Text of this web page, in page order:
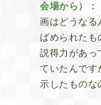
会場から）
画はどうなる
ばめられたも
説得力があっ
ていたんです
示したものな